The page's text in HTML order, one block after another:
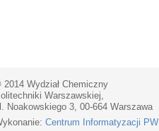
2014 Wydział Chemiczny
Warszawskiej,
Noakowskiego 3, 00-664 Warszawa
Centrum Informatyzacji PW